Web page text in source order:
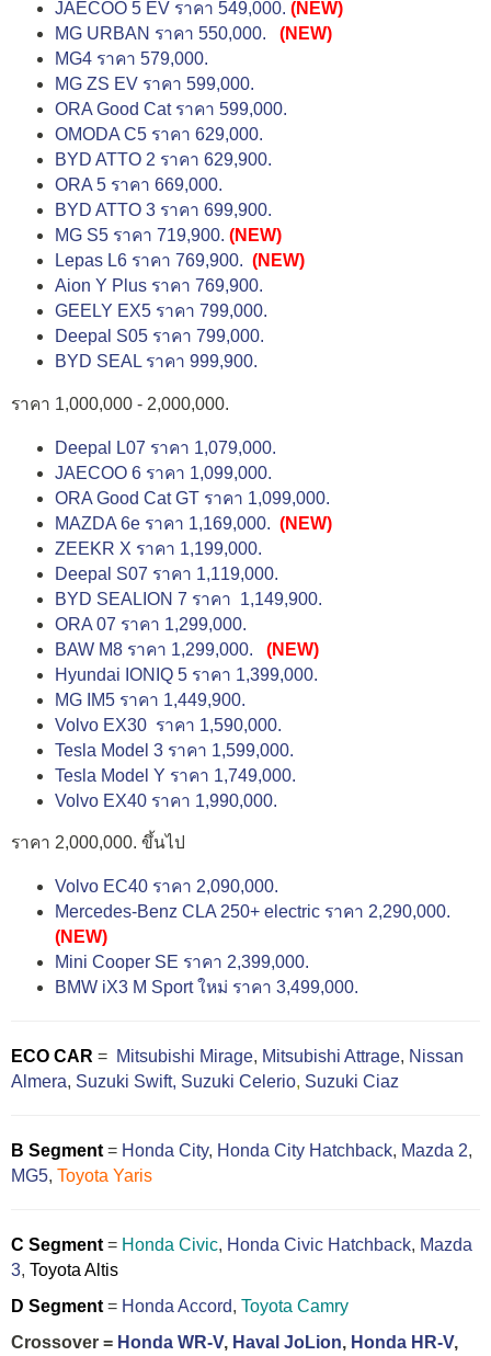
JAECOO 5 EV ราคา 549,000. (NEW)
MG URBAN ราคา 550,000.
(NEW)
MG4 ราคา 579,000.
MG ZS EV ราคา 599,000.
ORA Good Cat ราคา 599,000.
OMODA C5 ราคา 629,000.
BYD ATTO 2 ราคา 629,900.
ORA 5 ราคา 669,000.
BYD ATTO 3 ราคา 699,900.
MG S5 ราคา 719,900. (NEW)
Lepas L6 ราคา 769,900. (NEW)
Aion Y Plus ราคา 769,900.
GEELY EX5 ราคา 799,000.
Deepal S05 ราคา 799,000.
BYD SEAL ราคา 999,900.
ราคา 1,000,000 - 2,000,000.
Deepal L07 ราคา 1,079,000.
JAECOO 6 ราคา 1,099,000.
ORA Good Cat GT ราคา 1,099,000.
MAZDA 6e ราคา 1,169,000. (NEW)
ZEEKR X ราคา 1,199,000.
Deepal S07 ราคา 1,119,000.
BYD SEALION 7 ราคา 1,149,900.
ORA 07 ราคา 1,299,000.
BAW M8 ราคา 1,299,000.
(NEW)
Hyundai IONIQ 5 ราคา 1,399,000.
MG IM5 ราคา 1,449,900.
Volvo EX30 ราคา 1,590,000.
Tesla Model 3 ราคา 1,599,000.
Tesla Model Y ราคา 1,749,000.
Volvo EX40 ราคา 1,990,000.
ราคา 2,000,000. ขึ้นไป
Volvo EC40 ราคา 2,090,000.
Mercedes-Benz CLA 250+ electric ราคา 2,290,000.
(NEW)
Mini Cooper SE ราคา 2,399,000.
BMW iX3 M Sport ใหม่ ราคา 3,499,000.
ECO CAR = Mitsubishi Mirage, Mitsubishi Attrage, Nissan
Almera, Suzuki Swift, Suzuki Celerio, Suzuki Ciaz
B Segment = Honda City, Honda City Hatchback, Mazda 2,
MG5, Toyota Yaris
C Segment = Honda Civic, Honda Civic Hatchback, Mazda
3, Toyota Altis
D Segment = Honda Accord, Toyota Camry
Crossover = Honda WR-V, Haval JoLion, Honda HR-V,